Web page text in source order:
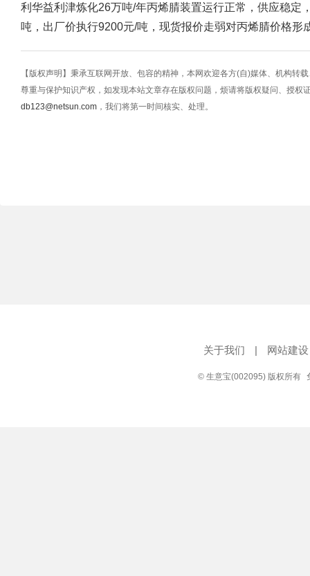
利华益利津炼化26万吨/年丙烯腈装置运行正常，供应稳定
吨，出厂价执行9200元/吨，现货报价走弱对丙烯腈价格形
【版权声明】秉承互联网开放、包容的精神，本网欢迎各方(自)媒体、机构转
尊重与保护知识产权，如发现本站文章存在版权问题，烦请将版权疑问、授权
db123@netsun.com ，我们将第一时间核实、处理。
关于我们 | 网站建设
© 生意宝(002095) 版权所有